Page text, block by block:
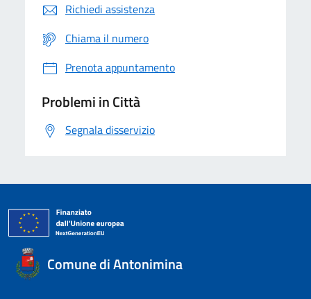
Richiedi assistenza
Chiama il numero
Prenota appuntamento
Problemi in Città
Segnala disservizio
Comune di Antonimina